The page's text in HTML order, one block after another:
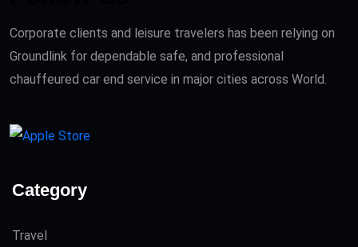
Corporate clients and leisure travelers has been relying on
Groundlink for dependable safe, and professional
chauffeured car end service in major cities across World.
Category
Travel